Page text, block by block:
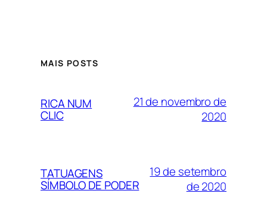
MAIS POSTS
RICA NUM
CLIC
21 de novembro de
2020
TATUAGENS
SÍMBOLO DE PODER
19 de setembro
de 2020